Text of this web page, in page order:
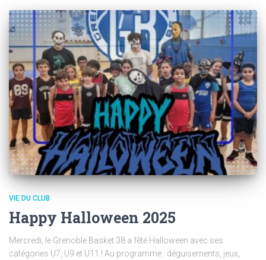
VIE DU CLUB
Happy Halloween 2025
Mercredi, le Grenoble Basket 38 a fêté Halloween avec ses
catégories U7, U9 et U11 ! Au programme : déguisements, jeux,